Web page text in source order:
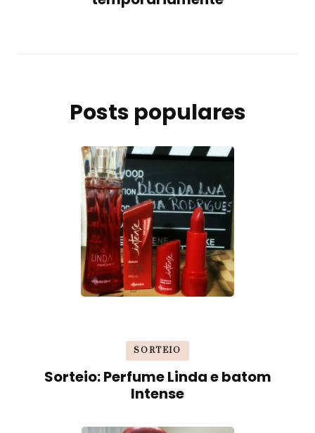
Posts populares
SORTEIO
Sorteio: Perfume Linda e batom
Intense